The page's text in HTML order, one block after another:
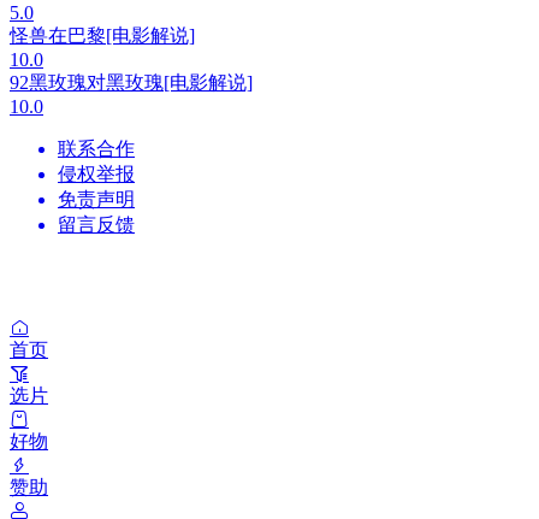
5.0
怪兽在巴黎[电影解说]
10.0
92黑玫瑰对黑玫瑰[电影解说]
10.0
联系合作
侵权举报
免责声明
留言反馈
首页
选片
好物
赞助